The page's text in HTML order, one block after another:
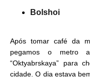
Bolshoi
Após tomar café da
pegamos o metro
“Oktyabrskaya” para
cidade. O dia estava